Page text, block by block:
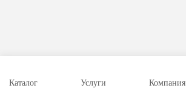
Каталог Услуги Компания